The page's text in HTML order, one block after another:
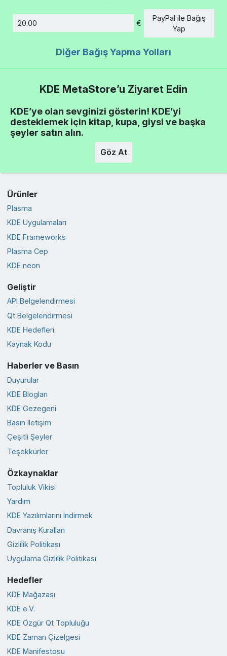
€
PayPal ile Bağış
Yap
Diğer Bağış Yapma Yolları
KDE MetaStore’u Ziyaret Edin
KDE’ye olan sevginizi gösterin! KDE’yi
desteklemek için kitap, kupa, giysi ve başka
şeyler satın alın.
Göz At
Ürünler
Plasma
KDE Uygulamaları
KDE Frameworks
Plasma Cep
KDE neon
Geliştir
API Belgelendirmesi
Qt Belgelendirmesi
KDE Hedefleri
Kaynak Kodu
Haberler ve Basın
Duyurular
KDE Blogları
KDE Gezegeni
Basın İletişim
Çeşitli Şeyler
Teşekkürler
Özkaynaklar
Topluluk Vikisi
Yardım
KDE Yazılımlarını İndirmek
Davranış Kuralları
Gizlilik Politikası
Uygulama Gizlilik Politikası
Hedefler
KDE Mağazası
KDE e.V.
KDE Özgür Qt Topluluğu
KDE Zaman Çizelgesi
KDE Manifestosu